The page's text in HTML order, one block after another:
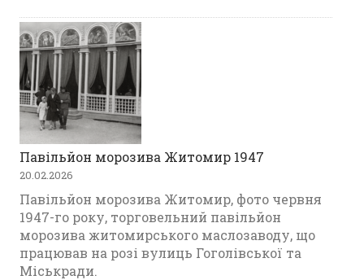
Павільйон морозива Житомир 1947
20.02.2026
Павільйон морозива Житомир, фото червня
1947-го року, торговельний павільйон
морозива житомирського маслозаводу, що
працював на розі вулиць Гоголівської та
Міськради.